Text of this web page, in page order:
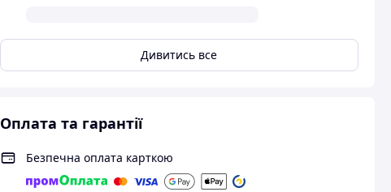
Дивитись все
Оплата та гарантії
Безпечна оплата карткою